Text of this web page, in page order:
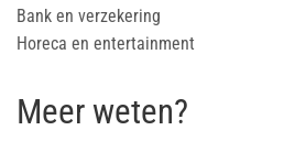
Bank en verzekering
Horeca en entertainment
Meer weten?